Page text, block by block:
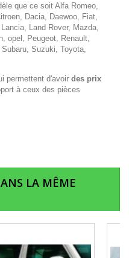
que ce soit Alfa Romeo,
Dacia, Daewoo, Fiat,
Land Rover, Mazda,
opel, Peugeot, Renault,
Suzuki, Toyota,
permettent d'avoir des prix
à ceux des pièces
LA MÊME